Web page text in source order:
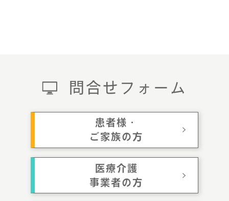
問合せフォーム
患者様・
ご家族の方
医療介護
事業者の方